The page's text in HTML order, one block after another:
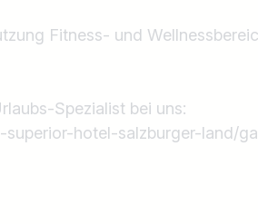
Fitness- und
Spezialist bei uns:
hotel-salzburger-land/